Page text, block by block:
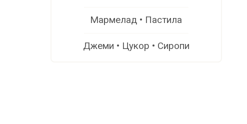
Мармелад • Пастила
Джеми • Цукор • Сиропи